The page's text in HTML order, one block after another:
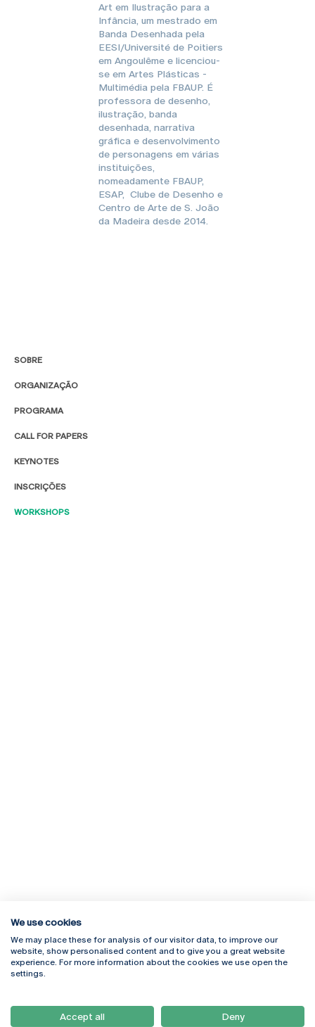
SOBRE
ORGANIZAÇÃO
PROGRAMA
CALL FOR PAPERS
KEYNOTES
INSCRIÇÕES
WORKSHOPS
Art em Ilustração para a
Infância, um mestrado em
Banda Desenhada pela
EESI/Université de Poitiers
em Angoulême e licenciou-
se em Artes Plásticas -
Multimédia pela FBAUP. É
professora de desenho,
ilustração, banda
desenhada, narrativa
gráfica e desenvolvimento
de personagens em várias
instituições,
nomeadamente FBAUP,
ESAP, Clube de Desenho e
Centro de Arte de S. João
da Madeira desde 2014.
Rua Diogo Botelho 1327
4169-005 Porto
+351 226 196 240
Campus Online
Webmail
Como Chegar
We use cookies
We may place these for analysis of our visitor data, to improve our
website, show personalised content and to give you a great website
experience. For more information about the cookies we use open the
settings.
Accept all Deny